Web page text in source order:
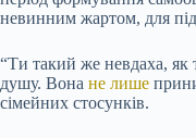
невинним жартом, для
“Ти такий же невдаха, як
душу. Вона не лише
сімейних стосунків.